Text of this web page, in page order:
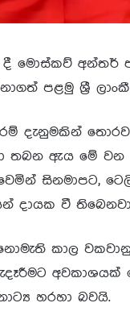
දී මොස්කව් අන්තර්
පළමු ශ්‍රී
දැනුමකින්
තබන ඇය මේ
සිනමාපට,
දායක වී
කාල
හරහා බවයි.